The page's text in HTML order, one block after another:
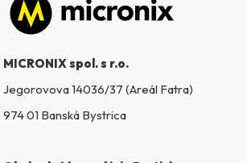
Zápätie
MICRONIX spol. s r.o.
Jegorovova 14036/37 (Areál Fatra)
974 01 Banská Bystrica